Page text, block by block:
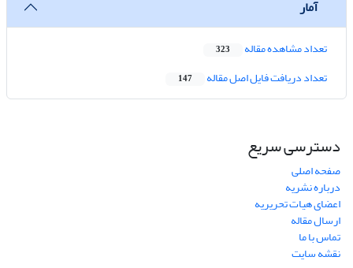
آمار
تعداد مشاهده مقاله 323
تعداد دریافت فایل اصل مقاله 147
دسترسی سریع
صفحه اصلی
درباره نشریه
اعضای هیات تحریریه
ارسال مقاله
تماس با ما
نقشه سایت